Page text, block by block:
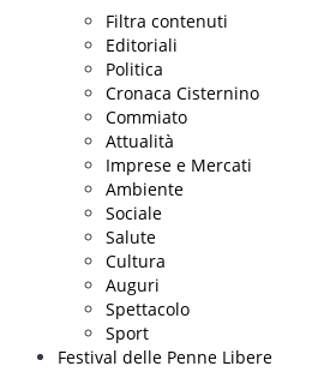
Filtra contenuti
Editoriali
Politica
Cronaca Cisternino
Commiato
Attualità
Imprese e Mercati
Ambiente
Sociale
Salute
Cultura
Auguri
Spettacolo
Sport
Festival delle Penne Libere